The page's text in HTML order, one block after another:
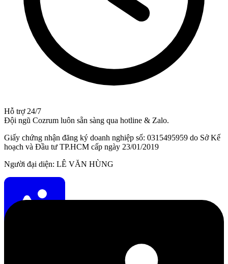
Hỗ trợ 24/7
Đội ngũ Cozrum luôn sẵn sàng qua hotline & Zalo.
Giấy chứng nhận đăng ký doanh nghiệp số: 0315495959 do Sở Kế
hoạch và Đầu tư TP.HCM cấp ngày 23/01/2019
Người đại diện: LÊ VĂN HÙNG